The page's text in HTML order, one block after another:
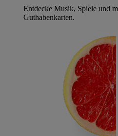
Entdecke Musik, Spiele und
Guthabenkarten.